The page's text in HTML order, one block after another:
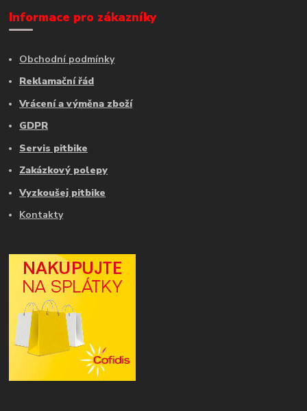
Informace pro zákazníky
Obchodní podmínky
Reklamační řád
Vrácení a výměna zboží
GDPR
Servis pitbike
Zakázkový polepy
Vyzkoušej pitbike
Kontakty